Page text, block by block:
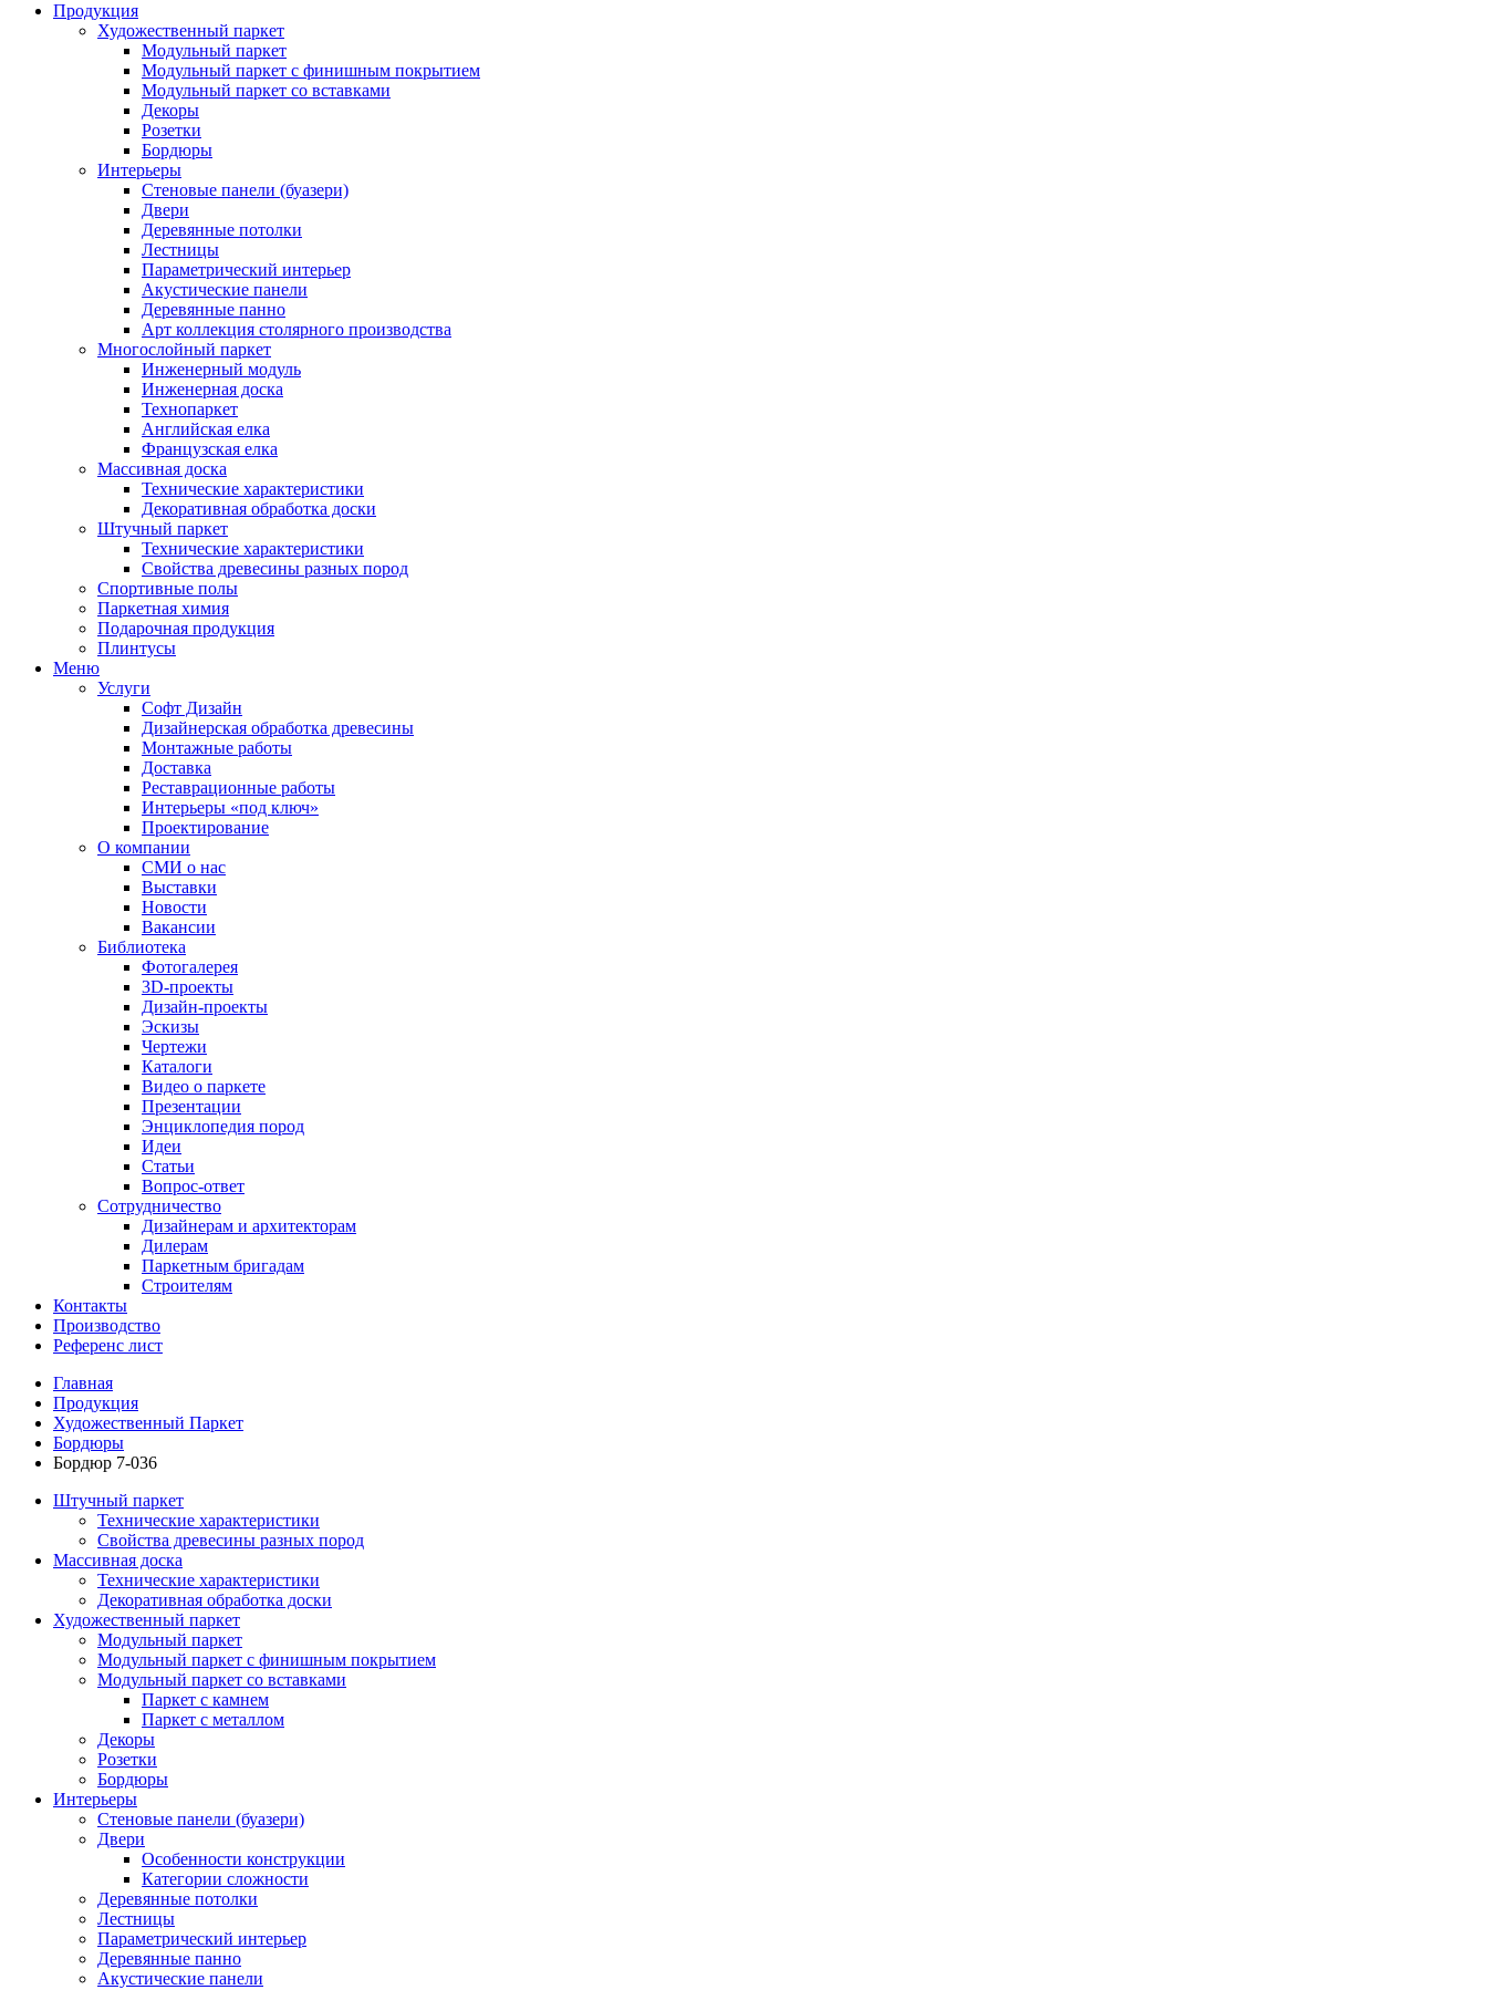
Продукция
Художественный паркет
Модульный паркет
Модульный паркет с финишным покрытием
Модульный паркет со вставками
Декоры
Розетки
Бордюры
Интерьеры
Стеновые панели (буазери)
Двери
Деревянные потолки
Лестницы
Параметрический интерьер
Акустические панели
Деревянные панно
Арт коллекция столярного производства
Многослойный паркет
Инженерный модуль
Инженерная доска
Технопаркет
Английская елка
Французская елка
Массивная доска
Технические характеристики
Декоративная обработка доски
Штучный паркет
Технические характеристики
Свойства древесины разных пород
Спортивные полы
Паркетная химия
Подарочная продукция
Плинтусы
Меню
Услуги
Софт Дизайн
Дизайнерская обработка древесины
Монтажные работы
Доставка
Реставрационные работы
Интерьеры «под ключ»
Проектирование
О компании
СМИ о нас
Выставки
Новости
Вакансии
Библиотека
Фотогалерея
3D-проекты
Дизайн-проекты
Эскизы
Чертежи
Каталоги
Видео о паркете
Презентации
Энциклопедия пород
Идеи
Статьи
Вопрос-ответ
Сотрудничество
Дизайнерам и архитекторам
Дилерам
Паркетным бригадам
Строителям
Контакты
Производство
Референс лист
Главная
Продукция
Художественный Паркет
Бордюры
Бордюр 7-036
Штучный паркет
Технические характеристики
Свойства древесины разных пород
Массивная доска
Технические характеристики
Декоративная обработка доски
Художественный паркет
Модульный паркет
Модульный паркет с финишным покрытием
Модульный паркет со вставками
Паркет с камнем
Паркет с металлом
Декоры
Розетки
Бордюры
Интерьеры
Стеновые панели (буазери)
Двери
Особенности конструкции
Категории сложности
Деревянные потолки
Лестницы
Параметрический интерьер
Деревянные панно
Акустические панели